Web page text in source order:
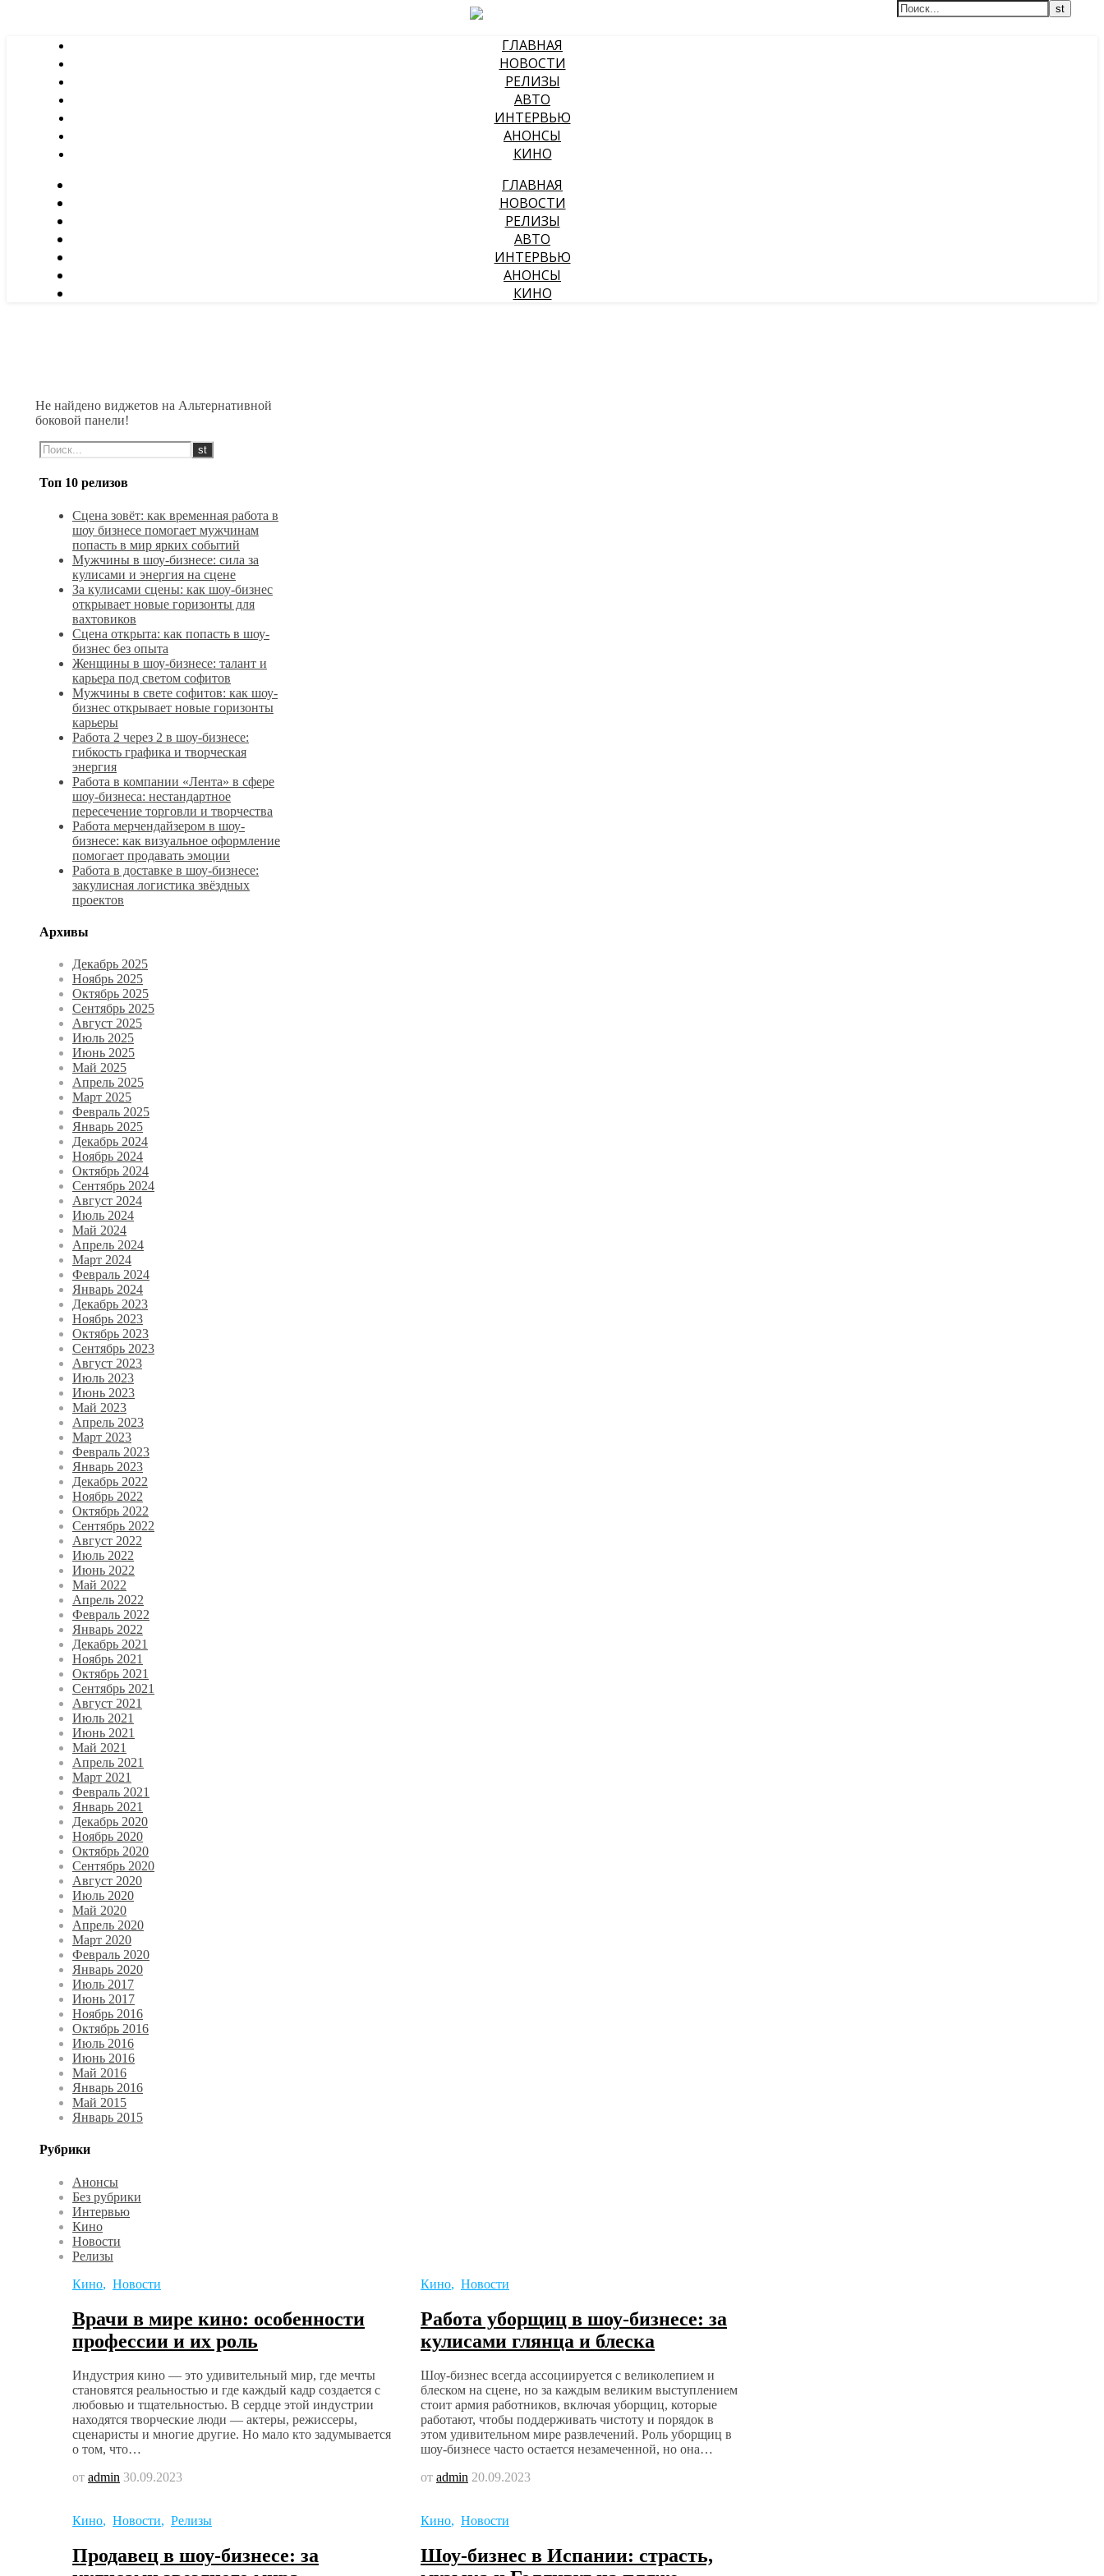
ГЛАВНАЯ
НОВОСТИ
РЕЛИЗЫ
АВТО
ИНТЕРВЬЮ
АНОНСЫ
КИНО
ГЛАВНАЯ
НОВОСТИ
РЕЛИЗЫ
АВТО
ИНТЕРВЬЮ
АНОНСЫ
КИНО
Не найдено виджетов на Альтернативной
боковой панели!
Топ 10 релизов
Сцена зовёт: как временная работа в
шоу бизнесе помогает мужчинам
попасть в мир ярких событий
Мужчины в шоу-бизнесе: сила за
кулисами и энергия на сцене
За кулисами сцены: как шоу-бизнес
открывает новые горизонты для
вахтовиков
Сцена открыта: как попасть в шоу-
бизнес без опыта
Женщины в шоу-бизнесе: талант и
карьера под светом софитов
Мужчины в свете софитов: как шоу-
бизнес открывает новые горизонты
карьеры
Работа 2 через 2 в шоу-бизнесе:
гибкость графика и творческая
энергия
Работа в компании «Лента» в сфере
шоу-бизнеса: нестандартное
пересечение торговли и творчества
Работа мерчендайзером в шоу-
бизнесе: как визуальное оформление
помогает продавать эмоции
Работа в доставке в шоу-бизнесе:
закулисная логистика звёздных
проектов
Архивы
Декабрь 2025
Ноябрь 2025
Октябрь 2025
Сентябрь 2025
Август 2025
Июль 2025
Июнь 2025
Май 2025
Апрель 2025
Март 2025
Февраль 2025
Январь 2025
Декабрь 2024
Ноябрь 2024
Октябрь 2024
Сентябрь 2024
Август 2024
Июль 2024
Май 2024
Апрель 2024
Март 2024
Февраль 2024
Январь 2024
Декабрь 2023
Ноябрь 2023
Октябрь 2023
Сентябрь 2023
Август 2023
Июль 2023
Июнь 2023
Май 2023
Апрель 2023
Март 2023
Февраль 2023
Январь 2023
Декабрь 2022
Ноябрь 2022
Октябрь 2022
Сентябрь 2022
Август 2022
Июль 2022
Июнь 2022
Май 2022
Апрель 2022
Февраль 2022
Январь 2022
Декабрь 2021
Ноябрь 2021
Октябрь 2021
Сентябрь 2021
Август 2021
Июль 2021
Июнь 2021
Май 2021
Апрель 2021
Март 2021
Февраль 2021
Январь 2021
Декабрь 2020
Ноябрь 2020
Октябрь 2020
Сентябрь 2020
Август 2020
Июль 2020
Май 2020
Апрель 2020
Март 2020
Февраль 2020
Январь 2020
Июль 2017
Июнь 2017
Ноябрь 2016
Октябрь 2016
Июль 2016
Июнь 2016
Май 2016
Январь 2016
Май 2015
Январь 2015
Рубрики
Анонсы
Без рубрики
Интервью
Кино
Новости
Релизы
Кино, Новости
Врачи в мире кино: особенности
профессии и их роль
Индустрия кино — это удивительный мир, где мечты
становятся реальностью и где каждый кадр создается с
любовью и тщательностью. В сердце этой индустрии
находятся творческие люди — актеры, режиссеры,
сценаристы и многие другие. Но мало кто задумывается
о том, что…
от admin 30.09.2023
Кино, Новости
Работа уборщиц в шоу-бизнесе: за
кулисами глянца и блеска
Шоу-бизнес всегда ассоциируется с великолепием и
блеском на сцене, но за каждым великим выступлением
стоит армия работников, включая уборщиц, которые
работают, чтобы поддерживать чистоту и порядок в
этом удивительном мире развлечений. Роль уборщиц в
шоу-бизнесе часто остается незамеченной, но она…
от admin 20.09.2023
Кино, Новости, Релизы
Продавец в шоу-бизнесе: за
Кино, Новости
Шоу-бизнес в Испании: страсть,